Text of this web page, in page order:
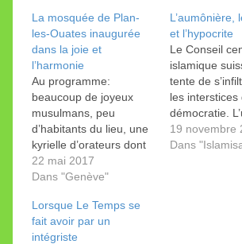
La mosquée de Plan-
les-Ouates inaugurée
dans la joie et
l’harmonie
Au programme:
beaucoup de joyeux
musulmans, peu
d’habitants du lieu, une
kyrielle d’orateurs dont
le gratin des autorités…
et une charte qui
plus que ses signataires
ne pourront tenir.
22 mai 2017
Dans "Genève"
L’aumônière,
et l’hypocrite
Le Conseil
islamique
tente de
les interstices
démocratie.
ses fidèles a
diplôme
19 novembre
Dans
Lorsque Le Temps se
fait avoir par un
intégriste